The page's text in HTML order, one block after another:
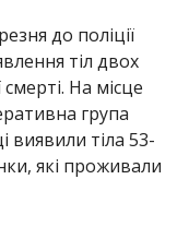
до поліції
тіл двох
На місце
група
виявили тіла 53-
які проживали